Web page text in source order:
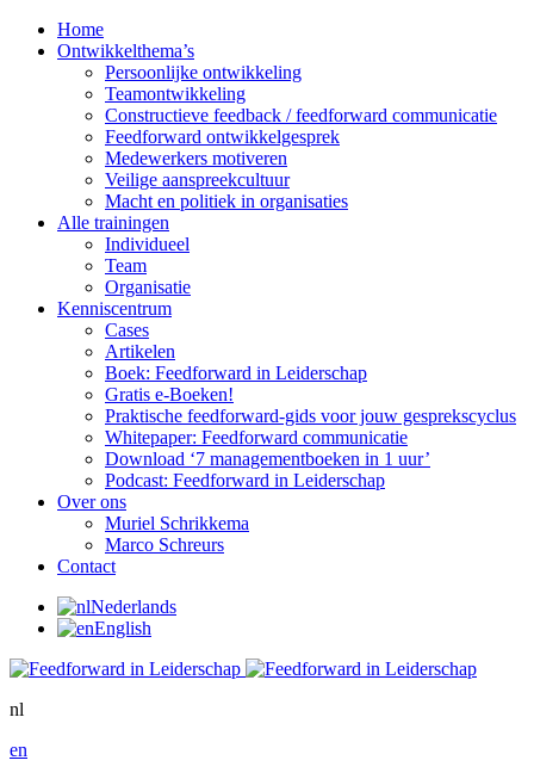
Home
Ontwikkelthema’s
Persoonlijke ontwikkeling
Teamontwikkeling
Constructieve feedback / feedforward communicatie
Feedforward ontwikkelgesprek
Medewerkers motiveren
Veilige aanspreekcultuur
Macht en politiek in organisaties
Alle trainingen
Individueel
Team
Organisatie
Kenniscentrum
Cases
Artikelen
Boek: Feedforward in Leiderschap
Gratis e-Boeken!
Praktische feedforward-gids voor jouw gesprekscyclus
Whitepaper: Feedforward communicatie
Download ‘7 managementboeken in 1 uur’
Podcast: Feedforward in Leiderschap
Over ons
Muriel Schrikkema
Marco Schreurs
Contact
Nederlands
English
nl
en